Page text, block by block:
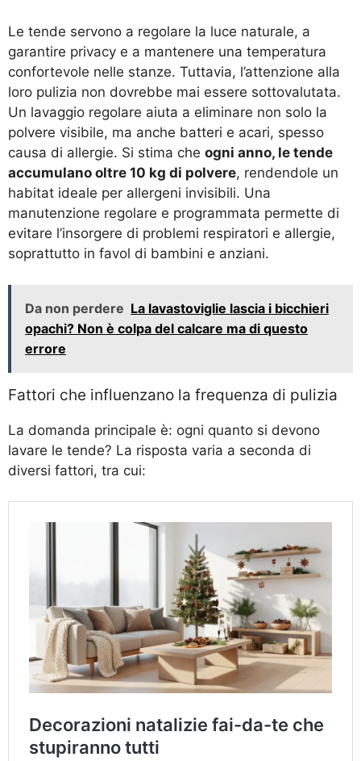
Le tende servono a regolare la luce naturale, a
garantire privacy e a mantenere una temperatura
confortevole nelle stanze. Tuttavia, l’attenzione alla
loro pulizia non dovrebbe mai essere sottovalutata.
Un lavaggio regolare aiuta a eliminare non solo la
polvere visibile, ma anche batteri e acari, spesso
causa di allergie. Si stima che ogni anno, le tende
accumulano oltre 10 kg di polvere, rendendole un
habitat ideale per allergeni invisibili. Una
manutenzione regolare e programmata permette di
evitare l’insorgere di problemi respiratori e allergie,
soprattutto in favol di bambini e anziani.
Da non perdere La lavastoviglie lascia i bicchieri
opachi? Non è colpa del calcare ma di questo
errore
Fattori che influenzano la frequenza di pulizia
La domanda principale è: ogni quanto si devono
lavare le tende? La risposta varia a seconda di
diversi fattori, tra cui: